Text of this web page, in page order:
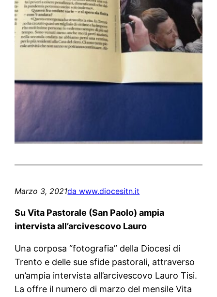
Marzo 3, 2021da www.diocesitn.it
Su Vita Pastorale (San Paolo) ampia
intervista all’arcivescovo Lauro
Una corposa “fotografia” della Diocesi di
Trento e delle sue sfide pastorali, attraverso
un’ampia intervista all’arcivescovo Lauro Tisi.
La offre il numero di marzo del mensile Vita